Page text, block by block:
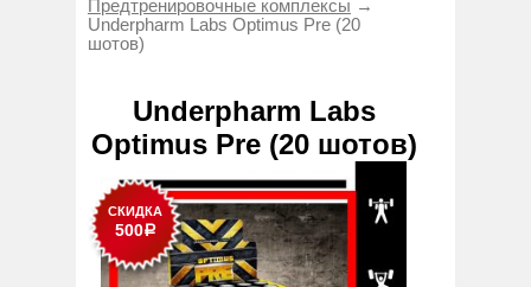
Предтренировоч­ные комплексы →
Underpharm Labs Optimus Pre (20
шотов)
Underpharm Labs
Optimus Pre (20 шотов)
СКИДКА
500Р